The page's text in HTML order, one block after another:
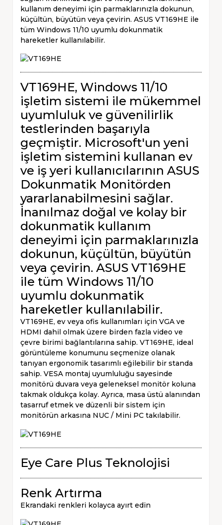
kullanım deneyimi için parmaklarınızla dokunun,
küçültün, büyütün veya çevirin. ASUS VT169HE ile
tüm Windows 11/10 uyumlu dokunmatik
hareketler kullanılabilir.
VT169HE, Windows 11/10
işletim sistemi ile mükemmel
uyumluluk ve güvenilirlik
testlerinden başarıyla
geçmiştir. Microsoft'un yeni
işletim sistemini kullanan ev
ve iş yeri kullanıcılarının ASUS
Dokunmatik Monitörden
yararlanabilmesini sağlar.
İnanılmaz doğal ve kolay bir
dokunmatik kullanım
deneyimi için parmaklarınızla
dokunun, küçültün, büyütün
veya çevirin. ASUS VT169HE
ile tüm Windows 11/10
uyumlu dokunmatik
hareketler kullanılabilir.
VT169HE, ev veya ofis kullanımları için VGA ve
HDMI dahil olmak üzere birden fazla video ve
çevre birimi bağlantılarına sahip. VT169HE, ideal
görüntüleme konumunu seçmenize olanak
tanıyan ergonomik tasarımlı eğilebilir bir standa
sahip. VESA montaj uyumluluğu sayesinde
monitörü duvara veya geleneksel monitör koluna
takmak oldukça kolay. Ayrıca, masa üstü alanından
tasarruf etmek ve düzenli bir sistem için
monitörün arkasına NUC / Mini PC takılabilir.
Eye Care Plus Teknolojisi
Renk Artırma
Ekrandaki renkleri kolayca ayırt edin